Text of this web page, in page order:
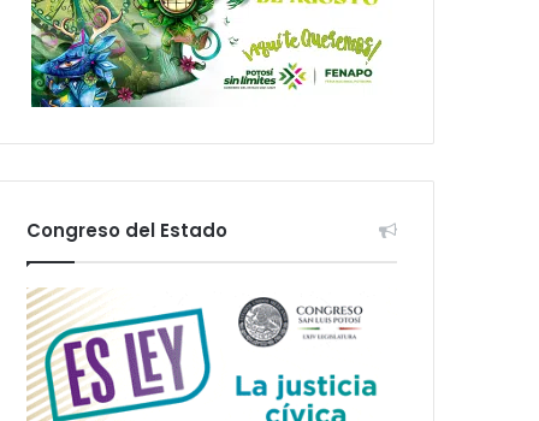
Congreso del Estado